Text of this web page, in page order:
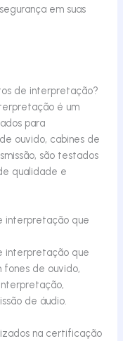
em suas
de interpretação?
é um
para
ouvido, cabines de
são testados
qualidade e
interpretação que
interpretação que
fones de ouvido,
de áudio.
na certificação